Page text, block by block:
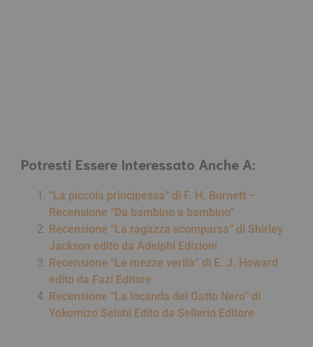
Potresti Essere Interessato Anche A:
“La piccola principessa” di F. H. Burnett –
Recensione “Da bambino a bambino”
Recensione “La ragazza scomparsa” di Shirley
Jackson edito da Adelphi Edizioni
Recensione “Le mezze verità” di E. J. Howard
edito da Fazi Editore
Recensione “La locanda del Gatto Nero” di
Yokomizo Seishi Edito da Sellerio Editore